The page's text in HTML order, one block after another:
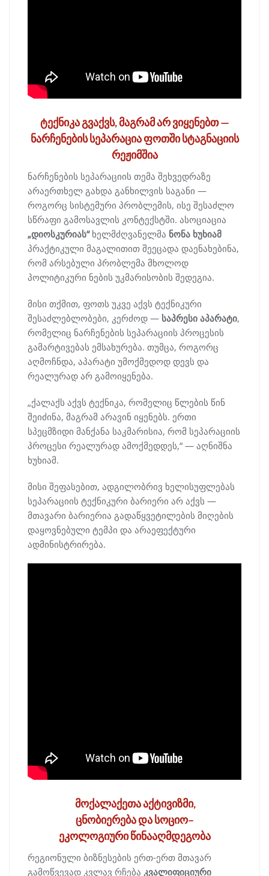
ტექნიკა გვაქვს, მაგრამ არ ვიყენებთ —
ნარჩენების სეპარაცია ფოთში სტაგნაციის
რეჟიმშია
ნარჩენების სეპარაციის თემა შეხვედრაზე
არაერთხელ გახდა განხილვის საგანი —
როგორც სისტემური პრობლემის, ისე შესაძლო
სწრაფი გამოსავლის კონტექსტში. ასოციაცია
„დიოსკურიას“ხელმძღვანელმა ნონა ხუხიამ
პრაქტიკული მაგალითით შეეცადა დაენახებინა,
რომ არსებული პრობლემა მხოლოდ
პოლიტიკური ნების უკმარისობის შედეგია.
მისი თქმით, ფოთს უკვე აქვს ტექნიკური
შესაძლებლობები, კერძოდ — საპრესი აპარატი,
რომელიც ნარჩენების სეპარაციის პროცესის
გამარტივებას ემსახურება. თუმცა, როგორც
აღმოჩნდა, აპარატი უმოქმედოდ დევს და
რეალურად არ გამოიყენება.
„ქალაქს აქვს ტექნიკა, რომელიც წლების წინ
შეიძინა, მაგრამ არავინ იყენებს. ერთი
სპეცმზიდი მანქანა საკმარისია, რომ სეპარაციის
პროცესი რეალურად ამოქმედდეს,“ — აღნიშნა
ხუხიამ.
მისი შეფასებით, ადგილობრივ ხელისუფლებას
სეპარაციის ტექნიკური ბარიერი არ აქვს —
მთავარი ბარიერია გადაწყვეტილების მიღების
დაყოვნებული ტემპი და არაეფექტური
ადმინისტრირება.
მოქალაქეთა აქტივიზმი,
ცნობიერება და სოციო–
ეკოლოგიური წინააღმდეგობა
რეგიონული ბიზნესების ერთ-ერთ მთავარ
გამოწვევად კვლავ რჩება კვალიფიციური